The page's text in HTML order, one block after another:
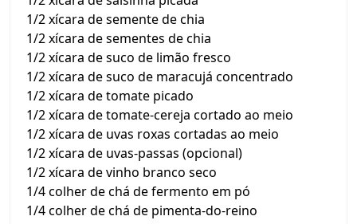
1/2 xícara de semente de chia
1/2 xícara de sementes de chia
1/2 xícara de suco de limão fresco
1/2 xícara de suco de maracujá concentrado
1/2 xícara de tomate picado
1/2 xícara de tomate-cereja cortado ao meio
1/2 xícara de uvas roxas cortadas ao meio
1/2 xícara de uvas-passas (opcional)
1/2 xícara de vinho branco seco
1/4 colher de chá de fermento em pó
1/4 colher de chá de pimenta-do-reino